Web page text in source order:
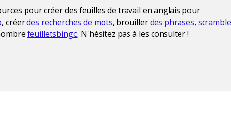
pour créer des feuilles de travail en anglais pour
, créerdes recherches de mots, brouillerdes phrases, scramble
feuilletsbingo. N'hésitez pas à les consulter !